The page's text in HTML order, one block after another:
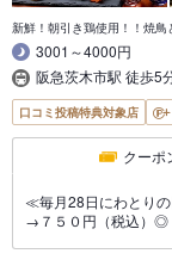
新鮮！朝引き鶏使用！！焼鳥
3001～4000円
阪急茨木市駅 徒歩5
口コミ投稿特典対象店
クーポ
≪毎月28日にわとり
→７５０円（税込）◎